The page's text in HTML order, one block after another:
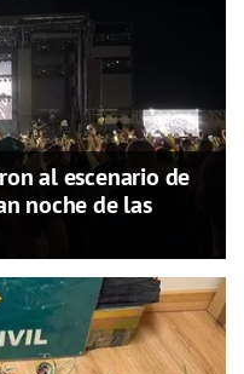
al escenario de
noche de las